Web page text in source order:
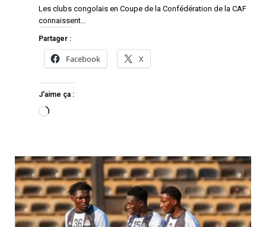
Les clubs congolais en Coupe de la Confédération de la CAF
connaissent…
Partager :
Facebook X
J’aime ça :